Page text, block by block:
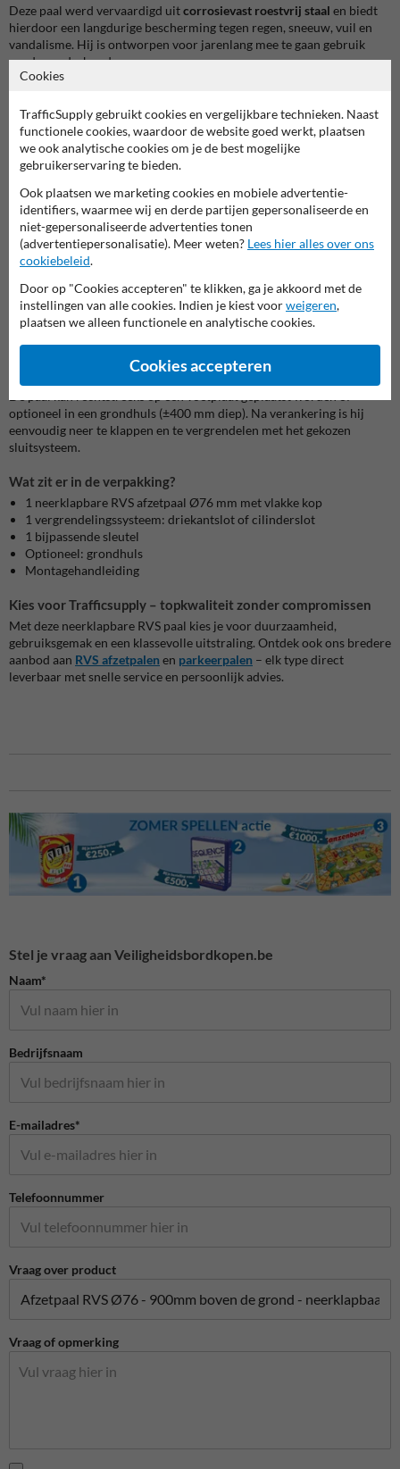
Deze paal werd vervaardigd uitcorrosievast roestvrij staal en biedt
hierdoor een langdurige bescherming tegen regen, sneeuw, vuil en
vandalisme. Hij is ontworpen voor jarenlang mee te gaan gebruik
zonder onderhoud.
Dankzij hetneerklapbare ontwerpis deze paal ideaal voor situaties
waar regelmatige doorgang nodig is. Kies het slot dat past bij jouw
situatie: een universeel driekantslot of een cilinderslot (type 10/30).
De bijbehorende sleutel wordt standaard meegeleverd.
Voor wie is deze paal geschikt?
Gemeentes & steden:Voor het beheren van voetgangerszones en
afsluitbare toegangen
Bedrijven & kantoren:
Particulieren:Voor het tijdelijk afsluiten van opritten of
doorgangen
Projectontwikkelaars:Voor duurzame, esthetische inrichting van
Hoe wordt deze RVS afzetpaal geïnstalleerd?
optioneel in een grondhuls (±400 mm diep). Na verankering is hij
eenvoudig neer te klappen en te vergrendelen met het gekozen
sluitsysteem.
Wat zit er in de verpakking?
1 neerklapbare RVS afzetpaal Ø76 mm met vlakke kop
1 vergrendelingssysteem: driekantslot of cilinderslot
1 bijpassende sleutel
Optioneel: grondhuls
Montagehandleiding
Kies voor Trafficsupply – topkwaliteit zonder compromissen
Met deze neerklapbare RVS paal kies je voor duurzaamheid,
gebruiksgemak en een klassevolle uitstraling. Ontdek ook ons bredere
aanbod aan RVS afzetpalen en parkeerpalen – elk type direct
leverbaar met snelle service en persoonlijk advies.
Stel je vraag aan Veiligheidsbordkopen.be
Naam*
Bedrijfsnaam
E-mailadres*
Telefoonnummer
Vraag over product
Vraag of opmerking
Cookies
TrafficSupply gebruikt cookies en vergelijkbare technieken. Naast
functionele cookies, waardoor de website goed werkt, plaatsen
we ook analytische cookies om je de best mogelijke
gebruikerservaring te bieden.
Ook plaatsen we marketing cookies en mobiele advertentie-
identifiers, waarmee wij en derde partijen gepersonaliseerde en
niet-gepersonaliseerde advertenties tonen
(advertentiepersonalisatie). Meer weten? Lees hier alles over ons
cookiebeleid.
Door op "Cookies accepteren" te klikken, ga je akkoord met de
instellingen van alle cookies. Indien je kiest voorweigeren,
plaatsen we alleen functionele en analytische cookies.
Cookies accepteren